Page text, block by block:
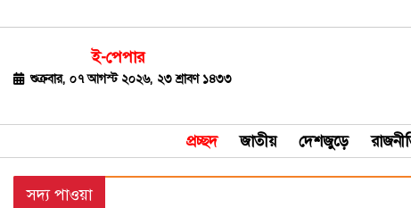
ই-পেপার
শুক্রবার, ০৭ আগস্ট ২০২৬, ২৩ শ্রাবণ ১৪৩৩
প্রচ্ছদ জাতীয় দেশজুড়ে
জাতীয়
রাজনীতি
বিশ্ব
সদ্য পাওয়া